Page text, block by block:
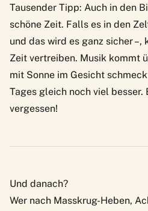
Tausender Tipp: Auch in den
schöne Zeit. Falls es in den
und das wird es ganz sicher –,
Zeit vertreiben. Musik kommt
mit Sonne im Gesicht
Tages gleich noch viel besser.
vergessen!
Und danach?
Wer nach Masskrug-Heben,